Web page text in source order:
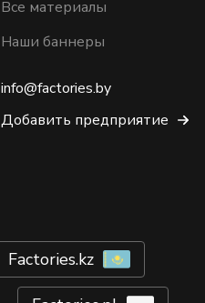
Все материалы
Наши баннеры
info@factories.by
Добавить предприятие
Factories.kz